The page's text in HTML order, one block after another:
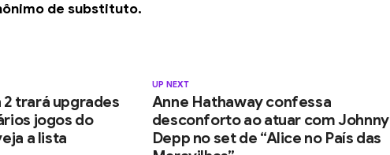
de substituto.
UP NEXT
Anne Hathaway confessa
desconforto ao atuar com Johnny
Depp no set de “Alice no País das
trará upgrades
jogos do
a lista